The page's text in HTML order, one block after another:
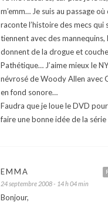
m’emm… Je suis au passage où
raconte l’histoire des mecs qui
tiennent avec des mannequins,
donnent de la drogue et
Pathétique… J’aime mieux le NY
névrosé de Woody Allen avec
en fond sonore…
Faudra que je loue le DVD
faire une bonne idée de la
EMMA
24 septembre 2008 - 14 h 04 min
Bonjour,